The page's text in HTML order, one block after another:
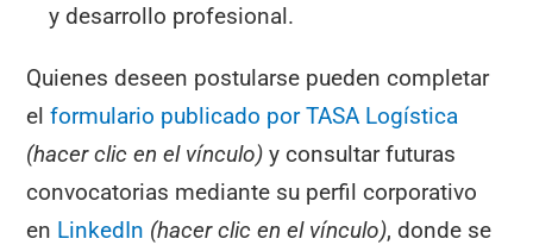
y desarrollo profesional.
Quienes deseen postularse pueden completar
elformulario publicado por TASA Logística
(hacer clic en el vínculo) y consultar futuras
convocatorias mediante su perfil corporativo
en LinkedIn (hacer clic en el vínculo), donde se